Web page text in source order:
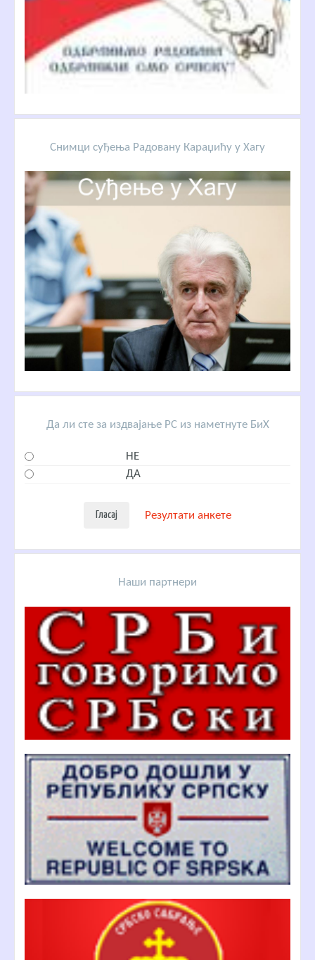
Снимци суђења Радовану Караџићу у Хагу
Да ли сте за издвајање РС из наметнуте БиХ
НЕ
ДА
Резултати анкете
Наши партнери